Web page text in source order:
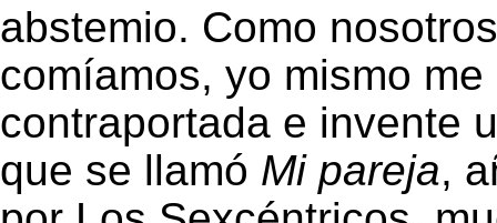
abstemio. Como
comíamos, yo mismo
contraportada e invente
que se llamó Mi pareja,